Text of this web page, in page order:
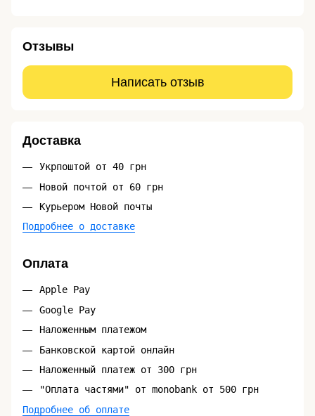
Отзывы
Написать отзыв
Доставка
Укрпоштой от 40 грн
Новой почтой от 60 грн
Курьером Новой почты
Подробнее о доставке
Оплата
Apple Pay
Google Pay
Наложенным платежом
Банковской картой онлайн
Наложенный платеж от 300 грн
"Оплата частями" от monobank от 500 грн
Подробнее об оплате